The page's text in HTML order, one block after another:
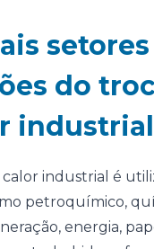
setores
do
industrial
industrial é
petroquímico,
energia,